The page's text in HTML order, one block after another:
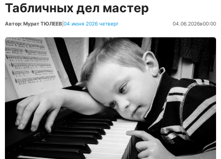
Табличных дел мастер
Автор: Мурат ТЮЛЕЕВ 04 июня 2026 четверг 04.06.2026в00:00